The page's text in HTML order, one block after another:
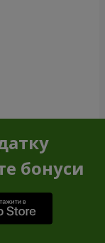
бонуси